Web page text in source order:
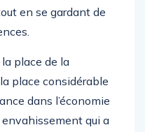
en se gardant de
place de la
place considérable
dans l’économie
qui a